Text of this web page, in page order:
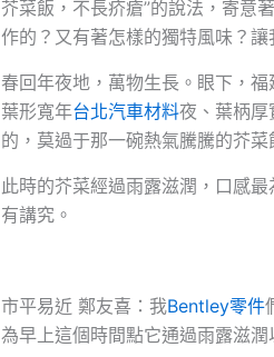
芥菜飯，不長疥瘡”的說法，寄意
作的？又有著怎樣的獨特風味？
春回年夜地，萬物生長。眼下，
葉形寬年台北汽車材料夜、葉柄厚
的，莫過于那一碗熱氣騰騰的芥菜
此時的芥菜經過雨露滋潤，口感
有講究。
市平易近 鄭友喜：我Bentley零件
為早上這個時間點它通過雨露滋